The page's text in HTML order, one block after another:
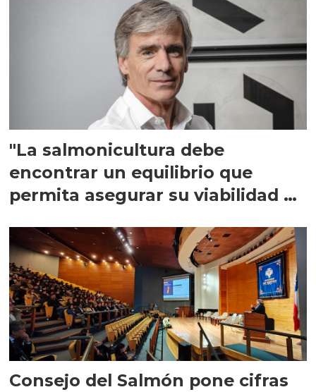
"La salmonicultura debe
encontrar un equilibrio que
permita asegurar su viabilidad de
Consejo del Salmón pone cifras